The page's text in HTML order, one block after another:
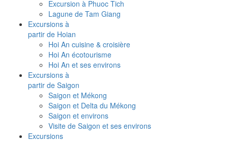
Excursion à Phuoc Tich
Lagune de Tam Giang
Excursions à
partir de Hoian
Hoi An cuisine & croisière
Hoi An écotourisme
Hoi An et ses environs
Excursions à
partir de Saigon
Saigon et Mékong
Saigon et Delta du Mékong
Saigon et environs
Visite de Saigon et ses environs
Excursions